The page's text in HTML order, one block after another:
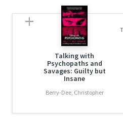
Talking with
Psychopaths and
Savages: Guilty but
Insane
Berry-Dee, Christopher